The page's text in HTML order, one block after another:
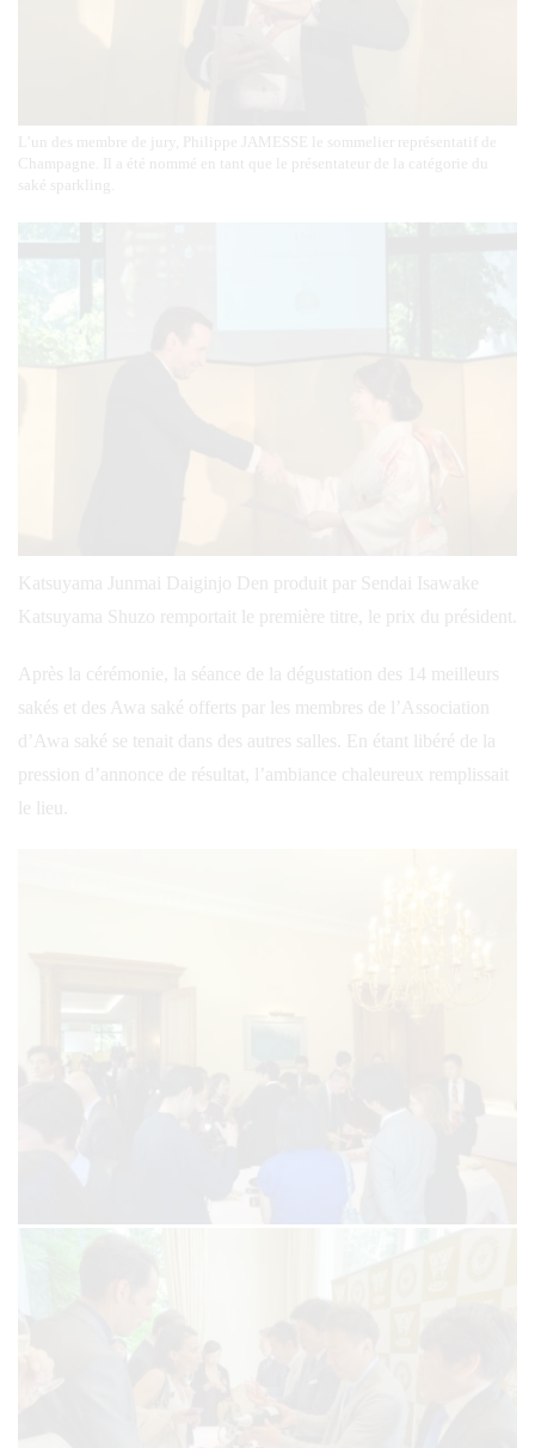
L’un des membre de jury, Philippe JAMESSE le sommelier représentatif de
Champagne. Il a été nommé en tant que le présentateur de la catégorie du
saké sparkling.
Katsuyama Junmai Daiginjo Den produit par Sendai Isawake
Katsuyama Shuzo remportait le première titre, le prix du président.
Après la cérémonie, la séance de la dégustation des 14 meilleurs
sakés et des Awa saké offerts par les membres de l’Association
d’Awa saké se tenait dans des autres salles. En étant libéré de la
pression d’annonce de résultat, l’ambiance chaleureux remplissait
le lieu.